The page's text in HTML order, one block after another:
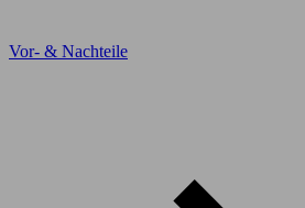
Vor- & Nachteile